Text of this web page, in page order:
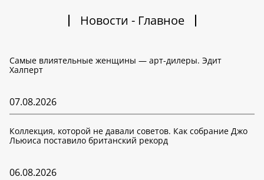
Новости - Главное
Самые влиятельные женщины — арт-дилеры. Эдит
Халперт
07.08.2026
Коллекция, которой не давали советов. Как собрание Джо
Льюиса поставило британский рекорд
06.08.2026